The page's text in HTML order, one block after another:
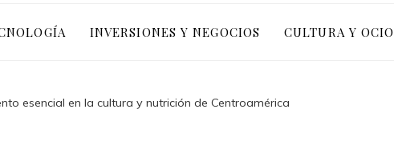
INVERSIONES Y NEGOCIOS CULTURA Y OCIO
esencial en la cultura y nutrición de Centroamérica